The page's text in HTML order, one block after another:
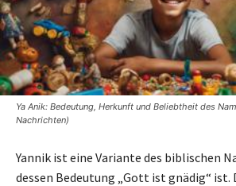
Ya Anik: Bedeutung, Herkunft und Beliebtheit des
Nachrichten)
Yannik ist eine Variante des biblischen
dessen Bedeutung „Gott ist gnädig“ ist.